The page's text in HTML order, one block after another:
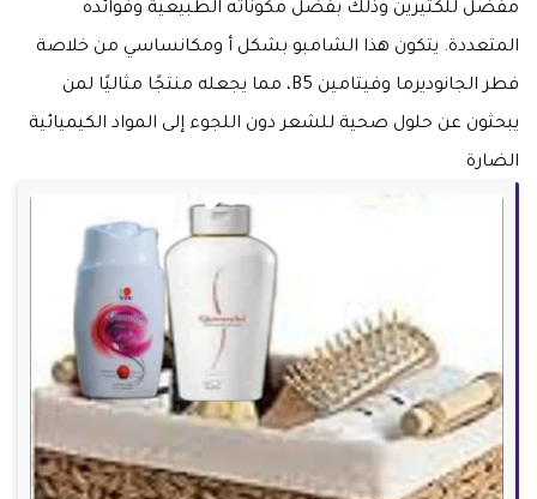
مفضل للكثيرين وذلك بفضل مكوناته الطبيعية وفوائده
المتعددة. يتكون هذا الشامبو بشكل أ ومكانساسي من خلاصة
فطر الجانوديرما وفيتامين B5، مما يجعله منتجًا مثاليًا لمن
يبحثون عن حلول صحية للشعر دون اللجوء إلى المواد الكيميائية
الضارة